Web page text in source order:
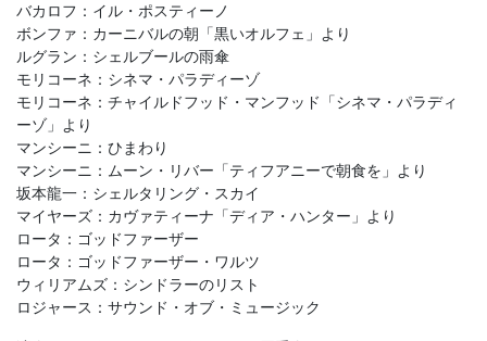
バカロフ：イル・ポスティーノ
ボンファ：カーニバルの朝「黒いオルフェ」より
ルグラン：シェルブールの雨傘
モリコーネ：シネマ・パラディーゾ
モリコーネ：チャイルドフッド・マンフッド「シネマ・パラディ
ーゾ」より
マンシーニ：ひまわり
マンシーニ：ムーン・リバー「ティフアニーで朝食を」より
坂本龍一：シェルタリング・スカイ
マイヤーズ：カヴァティーナ「ディア・ハンター」より
ロータ：ゴッドファーザー
ロータ：ゴッドファーザー・ワルツ
ウィリアムズ：シンドラーのリスト
ロジャース：サウンド・オブ・ミュージック